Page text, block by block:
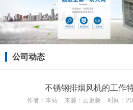
公司动态
不锈钢排烟风机的工作
作者： 本站 来源： 云更新 时间：